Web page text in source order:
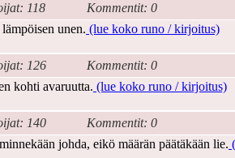
118 Kommentit: 0
unen. (lue koko runo / kirjoitus)
126 Kommentit: 0
kohti avaruutta. (lue koko runo / kirjoitus)
140 Kommentit: 0
johda, eikö määrän päätäkään lie.